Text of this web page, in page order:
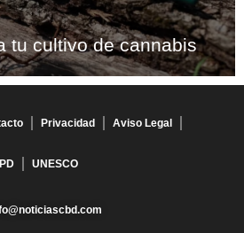
tu cultivo de cannabis
Privacidad Aviso Legal
UNESCO